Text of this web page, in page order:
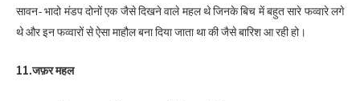
सावन- भादो मंडप दोनों एक जैसे दिखने वाले महल थे जिनके बिच में बहुत सारे फव्वारे लगे
थे और इन फव्वारों से ऐसा माहौल बना दिया जाता था की जैसे बारिश आ रही हो।
11.जफ़र महल